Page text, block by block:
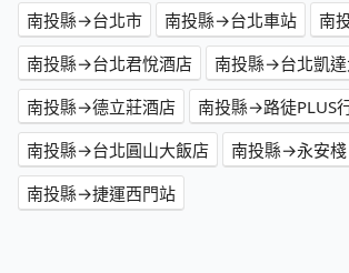
南投縣→台北市 南投縣→台北車站
南
南投縣→台北君悅酒店
南投縣→台北凱
南投縣→德立莊酒店
南投縣→路徒PLUS
南投縣→台北圓山大飯店
南投縣→永安棧
南投縣→捷運西門站